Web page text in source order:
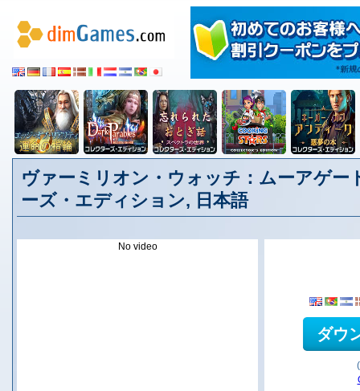
ヴァーミリオン・ウォッチ：ムーアゲー
ーズ・エディション, 日本語
No video
ダウ